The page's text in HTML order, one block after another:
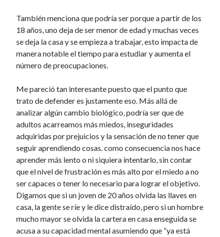
También menciona que podría ser porque a partir de los
18 años, uno deja de ser menor de edad y muchas veces
se deja la casa y se empieza a trabajar, esto impacta de
manera notable el tiempo para estudiar y aumenta el
número de preocupaciones.
Me pareció tan interesante puesto que el punto que
trato de defender es justamente eso. Más allá de
analizar algún cambio biológico, podría ser que de
adultos acarreamos más miedos, inseguridades
adquiridas por prejuicios y la sensación de no tener que
seguir aprendiendo cosas. como consecuencia nos hace
aprender más lento o ni siquiera intentarlo, sin contar
que el nivel de frustración es más alto por el miedo a no
ser capaces o tener lo necesario para lograr el objetivo.
Digamos que si un joven de 20 años olvida las llaves en
casa, la gente se ríe y le dice distraído, pero si un hombre
mucho mayor se olvida la cartera en casa enseguida se
acusa a su capacidad mental asumiendo que “ya está